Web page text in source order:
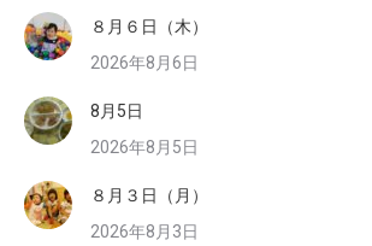
８月６日（木）
2026年8月6日
8月5日
2026年8月5日
８月３日（月）
2026年8月3日